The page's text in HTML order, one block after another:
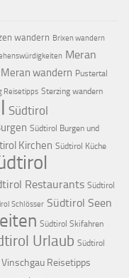
wandern Brixen wandern
Meran
Meran wandern Pustertal
Reisetipps Sterzing wandern
Südtirol
Südtirol Burgen und
Kirchen Südtirol Küche
Restaurants Südtirol
Schlösser Südtirol Seen
Südtirol Skifahren
Urlaub Südtirol
Vinschgau Reisetipps